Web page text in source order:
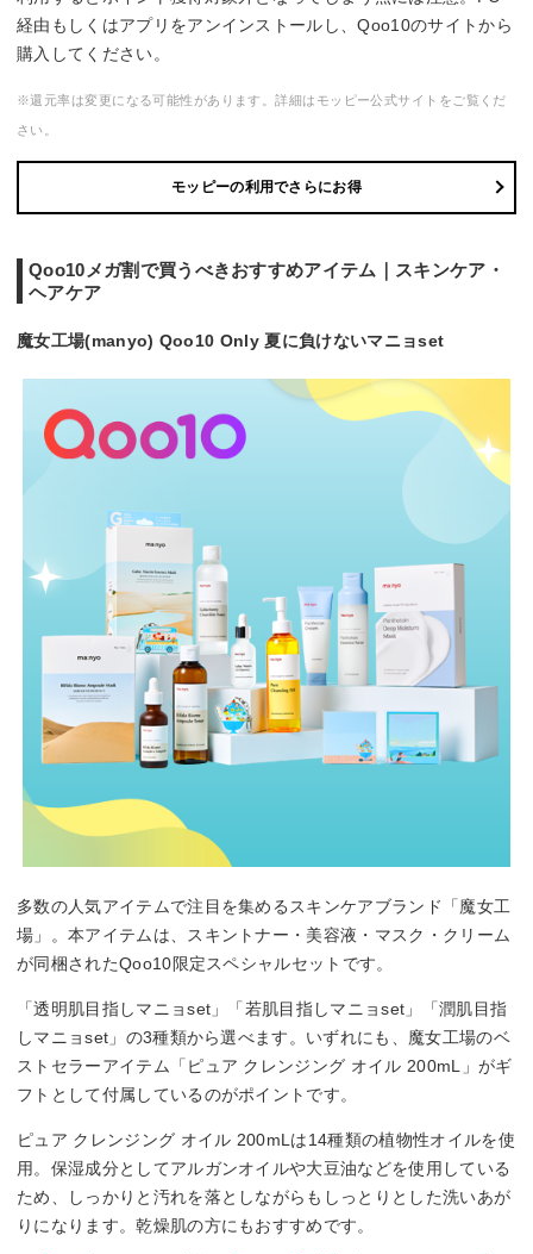
経由もしくはアプリをアンインストールし、Qoo10のサイトから
購入してください。
※還元率は変更になる可能性があります。詳細はモッピー公式サイトをご覧くだ
さい。
モッピーの利用でさらにお得
Qoo10メガ割で買うべきおすすめアイテム｜スキンケア・
ヘアケア
魔女工場(manyo) Qoo10 Only 夏に負けないマニョset
多数の人気アイテムで注目を集めるスキンケアブランド「魔女工
場」。本アイテムは、スキントナー・美容液・マスク・クリーム
が同梱されたQoo10限定スペシャルセットです。
「透明肌目指しマニョset」「若肌目指しマニョset」「潤肌目指
しマニョset」の3種類から選べます。いずれにも、魔女工場のベ
ストセラーアイテム「ピュア クレンジング オイル 200mL」がギ
フトとして付属しているのがポイントです。
ピュア クレンジング オイル 200mLは14種類の植物性オイルを使
用。保湿成分としてアルガンオイルや大豆油などを使用している
ため、しっかりと汚れを落としながらもしっとりとした洗いあが
りになります。乾燥肌の方にもおすすめです。